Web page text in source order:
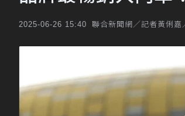
2025-06-26 15:40 聯合新聞網／記者黃俐嘉